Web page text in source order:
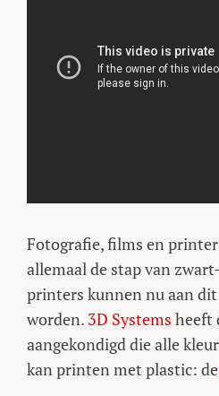
Fotografie, films en
allemaal de stap van
printers kunnen nu aan
worden. 3D Systems heeft
aangekondigd die alle
kan printen met plastic: de